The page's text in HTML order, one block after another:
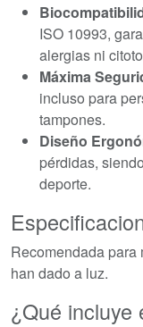
ISO 10993,
alergias ni
Máxima
incluso para
tampones.
Diseño
pérdidas,
deporte.
Recomendada para
han dado a luz.
¿Qué incluye